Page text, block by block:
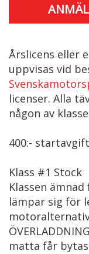
Årslicens eller
uppvisas vid
licenser. Alla
någon av
400:-
Klass #1 Stock
Klassen
lämpar sig för
motoralternativ
matta får